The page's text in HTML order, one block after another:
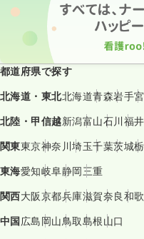
都道府県で探す
北海道・東北北海道青森岩手
北陸・甲信越新潟富山石川福井
関東東京神奈川埼玉千葉茨城
東海愛知岐阜静岡三重
関西大阪京都兵庫滋賀奈良和
中国広島岡山鳥取島根山口